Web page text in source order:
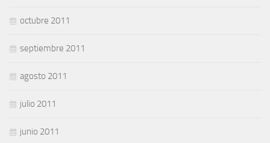
octubre 2011
septiembre 2011
agosto 2011
julio 2011
junio 2011